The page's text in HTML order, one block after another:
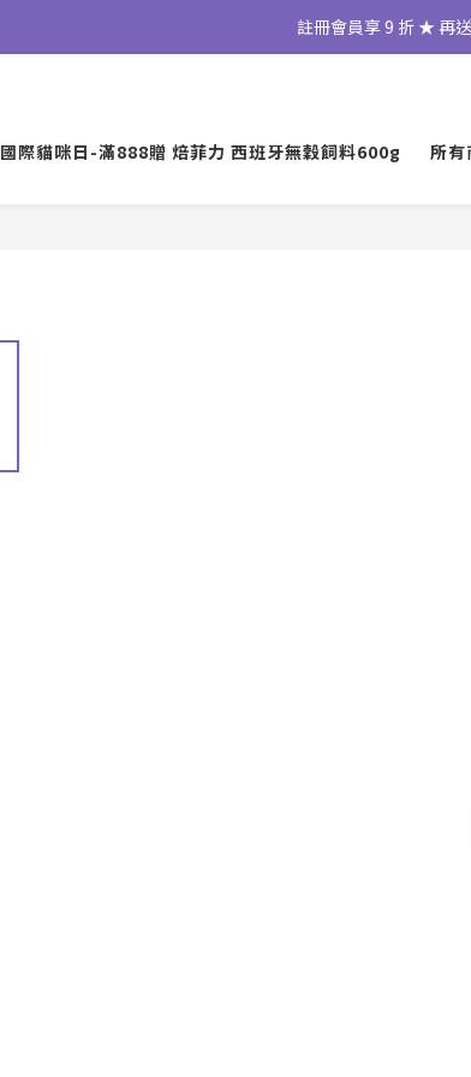
註冊會員享 9 折 ★ 再
國際貓咪日-滿888贈 焙菲力 西班牙無穀飼料600g 所有